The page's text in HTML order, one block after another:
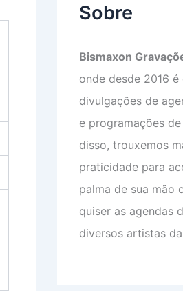
Sobre
Bismaxon
onde desde 2016
divulgações de
e programações
disso, trouxemos
praticidade para
palma de sua mão
quiser as agendas
diversos artistas